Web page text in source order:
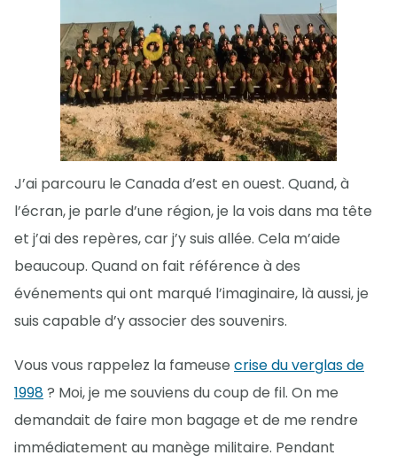
J’ai parcouru le Canada d’est en ouest. Quand, à
l’écran, je parle d’une région, je la vois dans ma tête
et j’ai des repères, car j’y suis allée. Cela m’aide
beaucoup. Quand on fait référence à des
événements qui ont marqué l’imaginaire, là aussi, je
suis capable d’y associer des souvenirs.
Vous vous rappelez la fameuse crise du verglas de
1998? Moi, je me souviens du coup de fil. On me
demandait de faire mon bagage et de me rendre
immédiatement au manège militaire. Pendant